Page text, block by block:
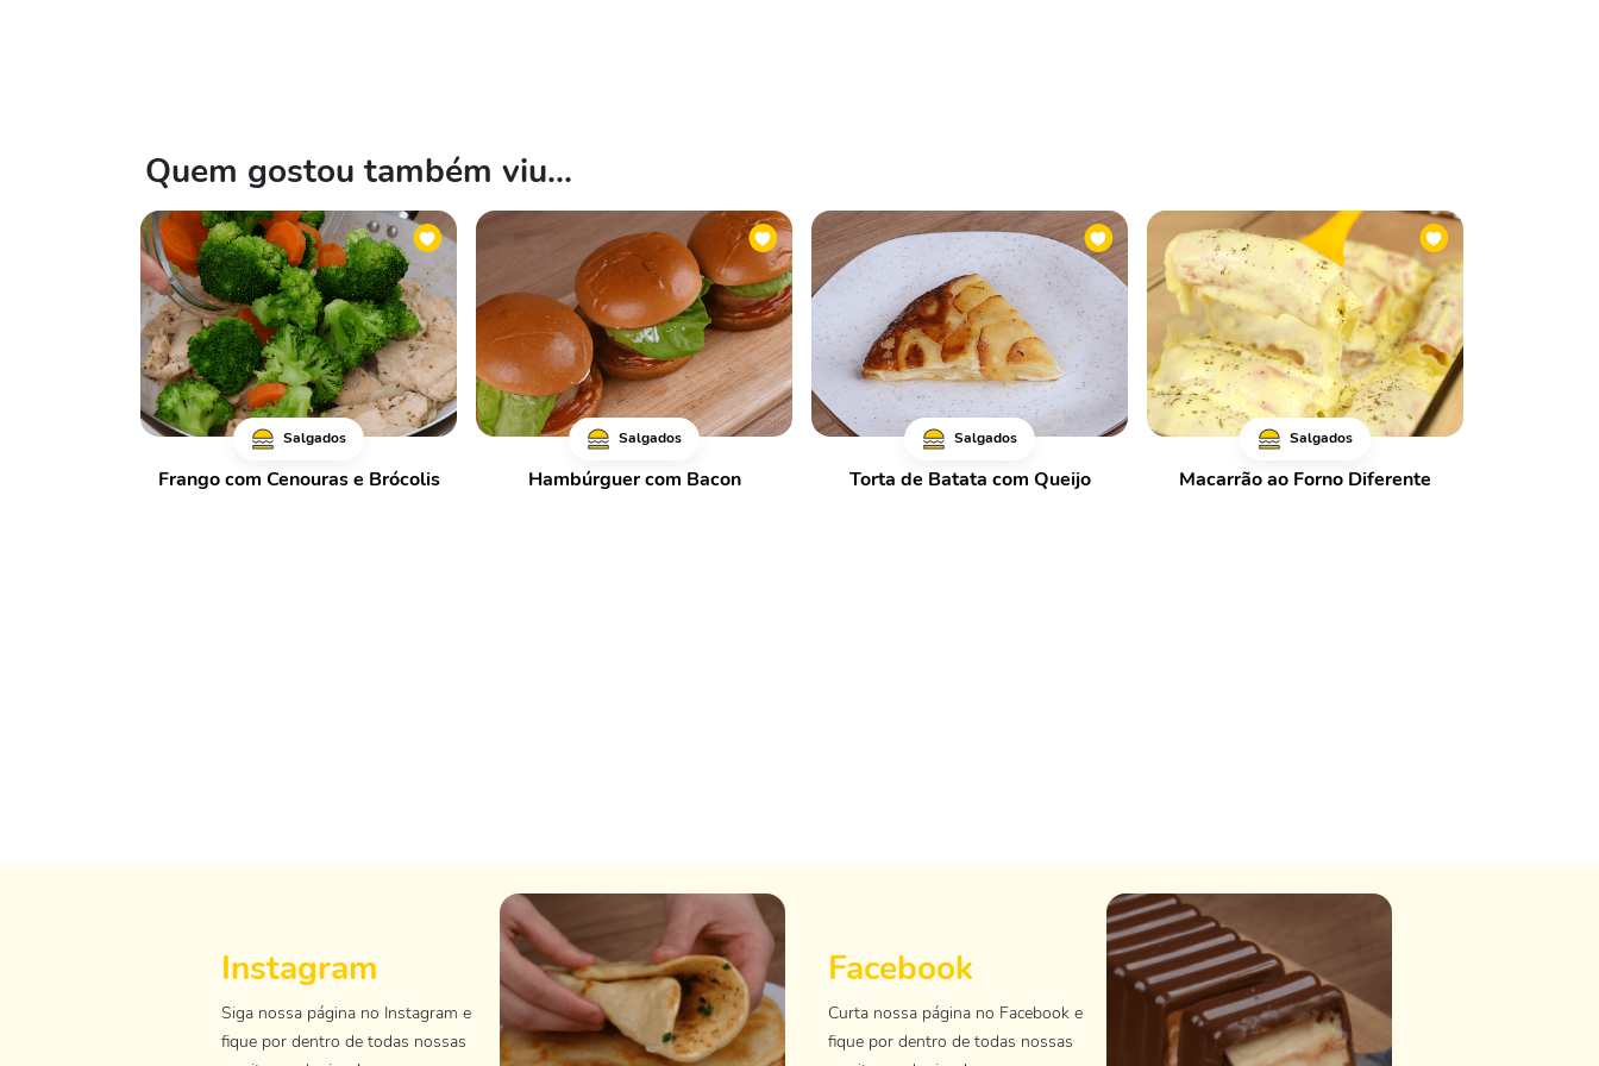
Quem gostou também viu...
Salgados
Frango com Cenouras e Brócolis
Salgados
Hambúrguer com Bacon
Salgados
Torta de Batata com Queijo
Salgados
Macarrão ao Forno Diferente
Instagram
Siga nossa página no Instagram e
fique por dentro de todas nossas
Facebook
Curta nossa página no Facebook e
fique por dentro de todas nossas